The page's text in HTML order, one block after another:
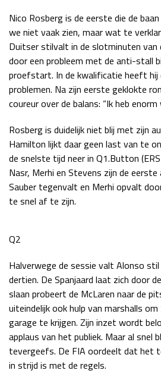
GP QATAR 2026
Kwalificatie
Race
Nico Rosberg is de eerste die de
we niet vaak zien, maar wat te
Duitser stilvalt in de slotminuten van
door een probleem met de anti-stall
proefstart. In de kwalificatie heeft hij
problemen. Na zijn eerste geklokte
coureur over de balans: “Ik heb enorm
Rosberg is duidelijk niet blij met zijn
Hamilton lijkt daar geen last van te
de snelste tijd neer in Q1.Button
Nasr, Merhi en Stevens zijn de
Sauber tegenvalt en Merhi opvalt
te snel af te zijn.
Q2
Halverwege de sessie valt Alonso
dertien. De Spanjaard laat zich door
slaan probeert de McLaren naar de
uiteindelijk ook hulp van marshalls
garage te krijgen. Zijn inzet wordt
applaus van het publiek. Maar al snel
tevergeefs. De FIA oordeelt dat het
in strijd is met de regels.